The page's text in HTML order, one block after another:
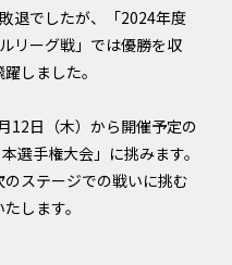
退でしたが、「2024年度
リーグ戦」では優勝を収
しました。
12日（木）から開催予定の
選手権大会」に挑みます。
ステージでの戦いに挑む
します。